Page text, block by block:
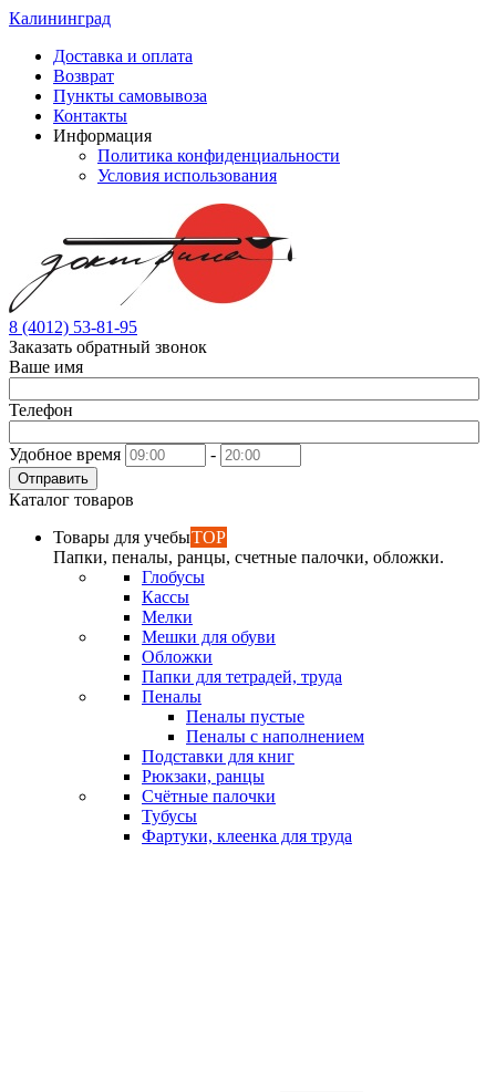
Калининград
Доставка и оплата
Возврат
Пункты самовывоза
Контакты
Информация
Политика конфиденциальности
Условия использования
8 (4012) 53-81-95
Заказать обратный звонок
Ваше имя
Телефон
Удобное время -
Отправить
Каталог товаров
Товары для учебыTOP
Папки, пеналы, ранцы, счетные палочки, обложки.
Глобусы
Кассы
Мелки
Мешки для обуви
Обложки
Папки для тетрадей, труда
Пеналы
Пеналы пустые
Пеналы с наполнением
Подставки для книг
Рюкзаки, ранцы
Счётные палочки
Тубусы
Фартуки, клеенка для труда